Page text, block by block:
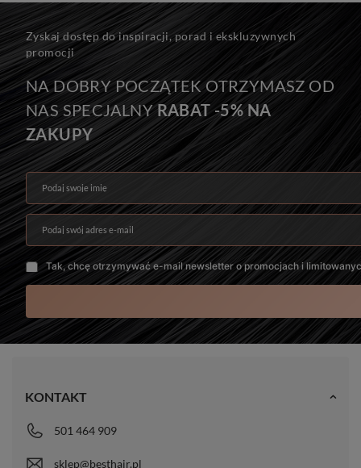
40 cm
90g (+/- 3%)
Metoda zakładania
Bezszwowe Ukryte Clip In
Pomoc fryzjera
Nie
Kolor włosów
#18 - Beżowy Blond
Klasa jakości
12A+
Żywotność włosów
10-20 mc.
Gwarancja produktu
Zyskaj dostęp do inspiracji, porad i ekskluzywnych
promocji
NA DOBRY POCZĄTEK OTRZYMASZ OD
NAS SPECJALNYRABAT -5% NA
ZAKUPY
Podaj swoje imię
Podaj swój adres e-mail
Tak, chcę otrzymywać e-mail newsletter o promocjach i
KONTAKT
501 464 909
sklep@besthair.pl